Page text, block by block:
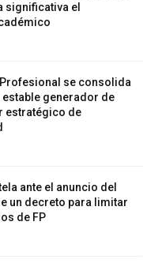
significativa el
se consolida
generador de
estratégico de
ante el anuncio del
un decreto para limitar
de FP